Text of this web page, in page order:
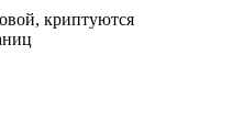
криптуются